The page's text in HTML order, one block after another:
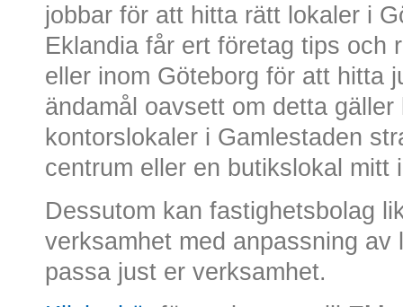
jobbar för att hitta rätt lokaler i
Eklandia får ert företag tips och
eller inom Göteborg för att hitta
ändamål oavsett om detta
kontorslokaler i Gamlestaden
centrum eller en butikslokal mitt
Dessutom kan fastighetsbolag
verksamhet med anpassning
passa just er verksamhet.